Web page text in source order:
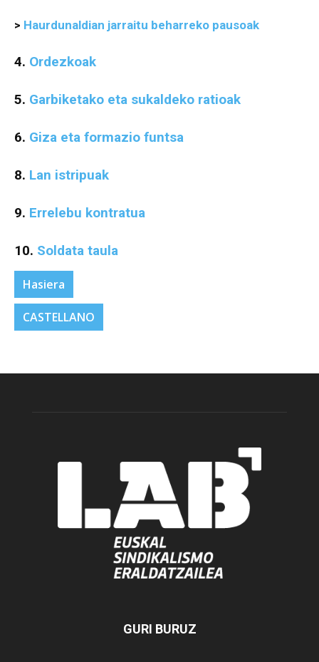
> Haurdunaldian jarraitu beharreko pausoak
4. Ordezkoak
5. Garbiketako eta sukaldeko ratioak
6. Giza eta formazio funtsa
8. Lan istripuak
9. Errelebu kontratua
10. Soldata taula
Hasiera
CASTELLANO
GURI BURUZ